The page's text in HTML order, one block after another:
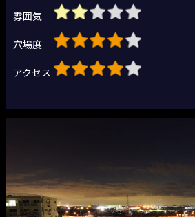
雰囲気
穴場度
アクセス